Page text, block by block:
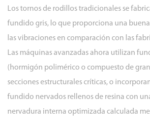
servicio
pesado:
especificaciones
clave
en
los
modelos
Los tornos de rodillos tradicionales se
fundido gris, lo que proporciona una
las vibraciones en comparación con las
Las máquinas avanzadas ahora utilizan
(hormigón polimérico o compuesto de
secciones estructurales críticas, o
fundido nervados rellenos de resina con
nervadura interna optimizada calculada